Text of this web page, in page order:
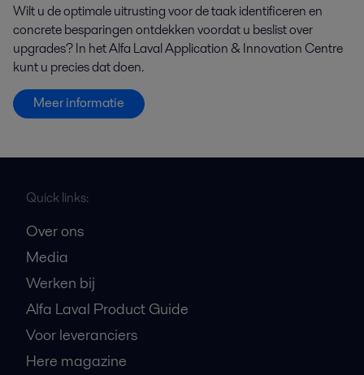
Wilt u de optimale uitrusting voor de taak identificeren en
concrete besparingen ontdekken voordat u beslist over
upgrades? In het Alfa Laval Application & Innovation Centre
kunt u precies dat doen.
Meer informatie
Quick links:
Over ons
Media
Werken bij
Alfa Laval Product Guide
Voor leveranciers
Here magazine